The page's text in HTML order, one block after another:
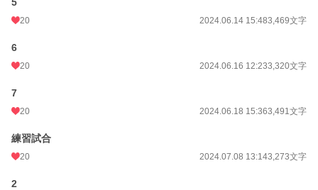
20 2024.06.14 15:483,469文字
6
20 2024.06.16 12:233,320文字
7
20 2024.06.18 15:363,491文字
練習試合
20 2024.07.08 13:143,273文字
2